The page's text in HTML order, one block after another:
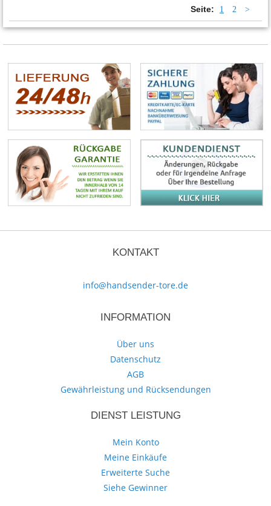
Seite: 1 2 >
KONTAKT
info@handsender-tore.de
INFORMATION
Über uns
Datenschutz
AGB
Gewährleistung und Rücksendungen
DIENST LEISTUNG
Mein Konto
Meine Einkäufe
Erweiterte Suche
Siehe Gewinner